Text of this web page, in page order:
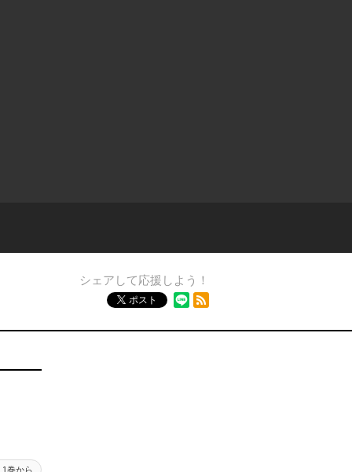
シェアして応援しよう！
ポスト
1巻から